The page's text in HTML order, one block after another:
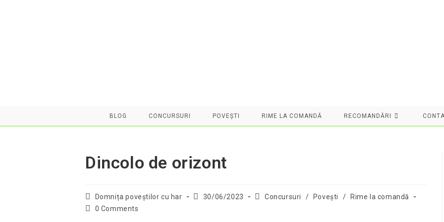
BLOG CONCURSURI POVEȘTI RIME LA COMANDĂ RECOMANDĂRI
Dincolo de orizont
Post
author:
Domnița poveştilor cu har
Post30/06/2023
PostConcursuri / Povești /
Rime la comandă
Post0 Comments